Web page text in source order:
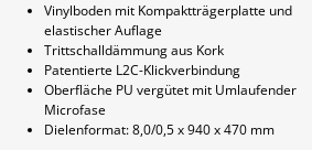
Vinylboden mit Kompaktträgerplatte und
elastischer Auflage
Trittschalldämmung aus Kork
Patentierte L2C-Klickverbindung
Oberfläche PU vergütet mit Umlaufender
Microfase
Dielenformat: 8,0/0,5 x 940 x 470 mm